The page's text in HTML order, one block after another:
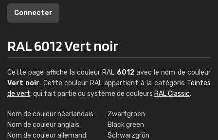
Connecter
RAL 6012 Vert noir
Cette page affiche la couleur RAL 6012avec le nom de couleur
Vert noir. Cette couleur RAL appartient à la catégorie Teintes
de vert, qui fait partie du système de couleurs RAL Classic.
Nom de couleur néerlandais:
Zwartgroen
Nom de couleur anglais:
Black green
Nom de couleur allemand:
Schwarzgrün